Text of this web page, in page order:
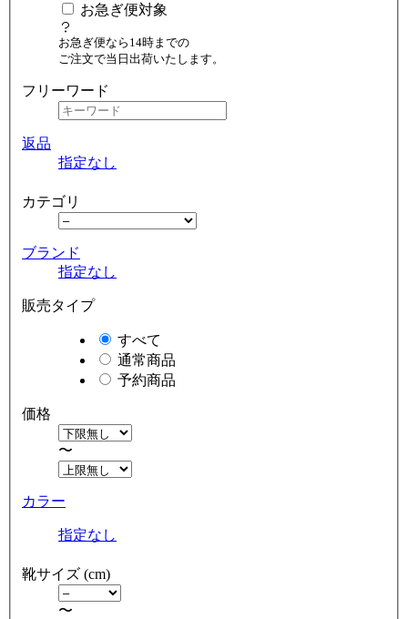
お急ぎ便対象
お急ぎ便なら14時までの
ご注文で当日出荷いたします。
フリーワード
返品
指定なし
カテゴリ
ブランド
指定なし
販売タイプ
すべて
通常商品
予約商品
価格
〜
カラー
指定なし
靴サイズ (cm)
〜